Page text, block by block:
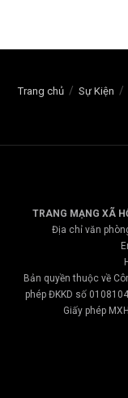
Trang chủ Sự Kiện
TRANG MẠNG XÃ
Địa chỉ văn
Bản quyền thuộc về
phép ĐKKD số
Giấy phép